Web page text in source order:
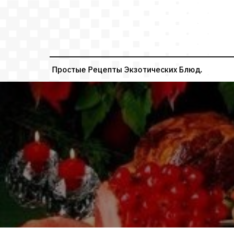
Простые Рецепты Экзотических Блюд.